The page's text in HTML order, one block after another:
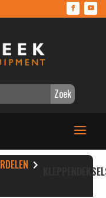
Zoek